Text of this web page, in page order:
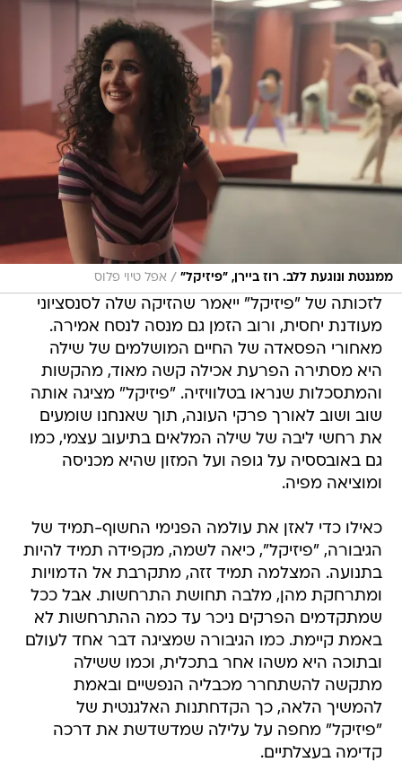
ממגנטת ונוגעת ללב. רוז ביירן, "פיזיקל" / אפל טיוי פלוס
לזכותה של "פיזיקל" ייאמר שהזיקה שלה לסנסציוני
מעודנת יחסית, ורוב הזמן גם מנסה לנסח אמירה.
מאחורי הפסאדה של החיים המושלמים של שילה
היא מסתירה הפרעת אכילה קשה מאוד, מהקשות
והמתסכלות שנראו בטלוויזיה. "פיזיקל" מציגה אותה
שוב ושוב לאורך פרקי העונה, תוך שאנחנו שומעים
את רחשי ליבה של שילה המלאים בתיעוב עצמי, כמו
גם באובססיה על גופה ועל המזון שהיא מכניסה
ומוציאה מפיה.
כאילו כדי לאזן את עולמה הפנימי החשוף-תמיד של
הגיבורה, "פיזיקל", כיאה לשמה, מקפידה תמיד להיות
בתנועה. המצלמה תמיד זזה, מתקרבת אל הדמויות
ומתרחקת מהן, מלבה תחושת התרחשות. אבל ככל
שמתקדמים הפרקים ניכר עד כמה ההתרחשות לא
באמת קיימת. כמו הגיבורה שמציגה דבר אחד לעולם
ובתוכה היא משהו אחר בתכלית, וכמו ששילה
מתקשה להשתחרר מכבליה הנפשיים ובאמת
להמשיך הלאה, כך הקדחתנות האלגנטית של
"פיזיקל" מחפה על עלילה שמדשדשת את דרכה
קדימה בעצלתיים.